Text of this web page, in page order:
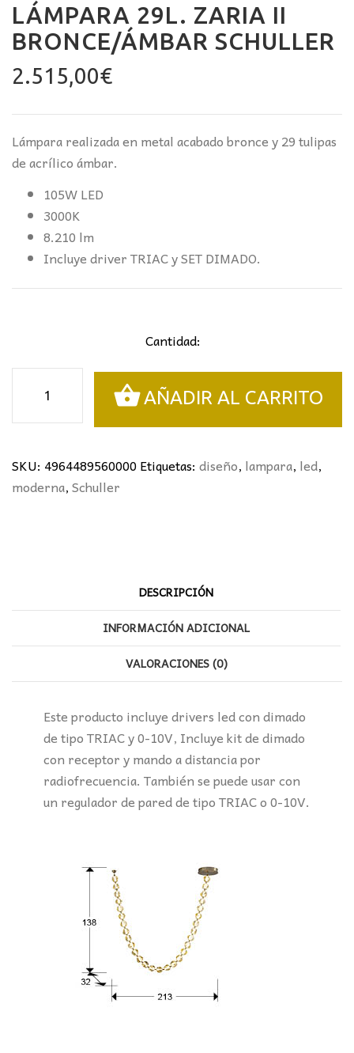
LÁMPARA 29L. ZARIA II
BRONCE/ÁMBAR SCHULLER
2.515,00€
Lámpara realizada en metal acabado bronce y 29 tulipas
de acrílico ámbar.
105W LED
3000K
8.210 lm
Incluye driver TRIAC y SET DIMADO.
Cantidad:
ZARIA
BRONCE/
ÁMBAR
AÑADIR AL CARRITO
SKU: 4964489560000Etiquetas: diseño, lampara, led,
moderna,Schuller
DESCRIPCIÓN
INFORMACIÓN ADICIONAL
VALORACIONES (0)
Este producto incluye drivers led con dimado
de tipo TRIAC y 0-10V, Incluye kit de dimado
con receptor y mando a distancia por
radiofrecuencia. También se puede usar con
un regulador de pared de tipo TRIAC o 0-10V.